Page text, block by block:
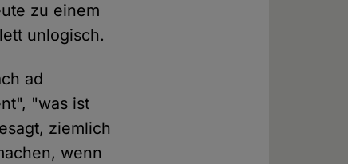
zu einem
unlogisch.
ad
"was ist
ziemlich
wenn